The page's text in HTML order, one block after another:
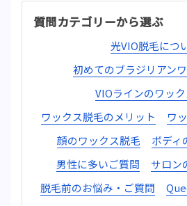
質問カテゴリーから選ぶ
光VIO脱毛につ
初めてのブラジリアン
VIOラインのワッ
ワックス脱毛のメリット
ワ
顔のワックス脱毛
ボディ
男性に多いご質問
サロン
脱毛前のお悩み・ご質問